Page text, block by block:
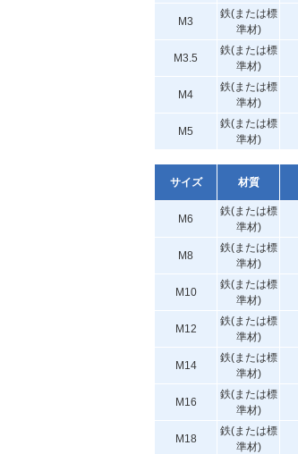
M3
鉄(または標
準材)
M3.5
鉄(または標
準材)
M4
鉄(または標
準材)
M5
鉄(または標
準材)
サイズ 材質
M6
鉄(または標
準材)
M8
鉄(または標
準材)
M10
鉄(または標
準材)
M12
鉄(または標
準材)
M14
鉄(または標
準材)
M16
鉄(または標
準材)
M18
鉄(または標
準材)